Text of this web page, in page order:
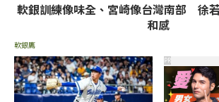
軟銀訓練像味全、宮崎像台灣南部 徐
和感
軟銀鷹
PR